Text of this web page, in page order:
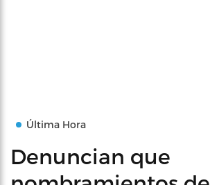
Última Hora
Denuncian que